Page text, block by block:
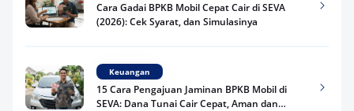
Cara Gadai BPKB Mobil Cepat Cair di SEVA
(2026): Cek Syarat, dan Simulasinya
Keuangan
15 Cara Pengajuan Jaminan BPKB Mobil di
SEVA: Dana Tunai Cair Cepat, Aman dan